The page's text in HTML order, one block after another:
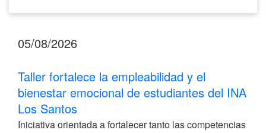
05/08/2026
Taller fortalece la empleabilidad y el
bienestar emocional de estudiantes del INA
Los Santos
Iniciativa orientada a fortalecer tanto las competencias